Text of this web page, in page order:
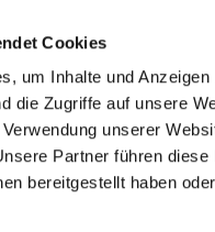
Cookies
um Inhalte und
die Zugriffe auf unsere
unserer
Partner führen
bereitgestellt haben